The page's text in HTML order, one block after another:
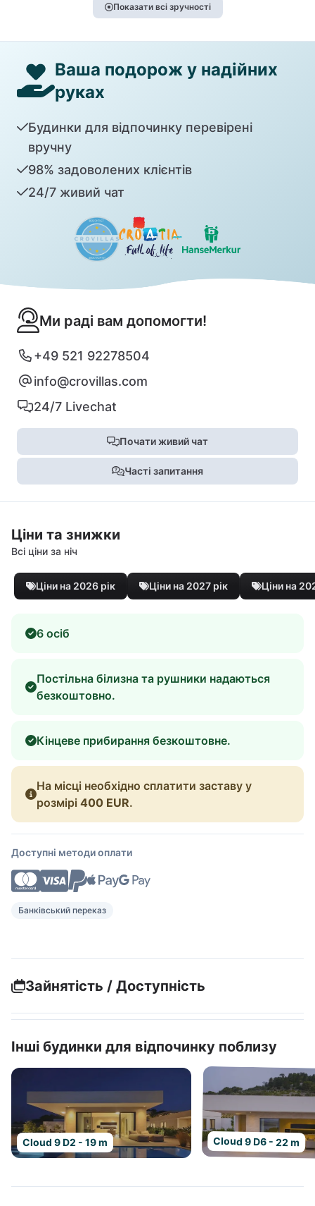
Показати всі зручності
Ваша подорож у надійних
руках
Будинки для відпочинку перевірені
вручну
98% задоволених клієнтів
24/7 живий чат
Ми раді вам допомогти!
+49 521 92278504
info@crovillas.com
24/7 Livechat
Почати живий чат
Часті запитання
Ціни та знижки
Всі ціни за ніч
Ціни на 2026 рік Ціни на 2027 рік Ціни на
6 осіб
Постільна білизна та рушники надаються
безкоштовно.
Кінцеве прибирання безкоштовне.
На місці необхідно сплатити заставу у
розмірі 400 EUR.
Доступні методи оплати
Банківський переказ
Зайнятість / Доступність
Інші будинки для відпочинку поблизу
Cloud 9 D2 - 19 m Cloud 9 D6 - 22 m